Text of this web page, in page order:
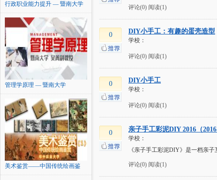
行政职业能力提升 — 暨南大学
管理学原理 — 暨南大学
美术鉴赏——中国传统绘画鉴
赏...
评论(0) 阅读(1)
0 DIY小手工：有趣的蛋壳造型
学校：
评论(0) 阅读(1)
0 DIY小手工
学校：
评论(0) 阅读(1)
0 亲子手工彩泥DIY 2016（
学校：
《亲子手工彩泥DIY》是一档亲
评论(0) 阅读(1)